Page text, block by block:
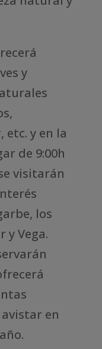
y
y en la
de 9:00h
visitarán
los
y Vega.
en